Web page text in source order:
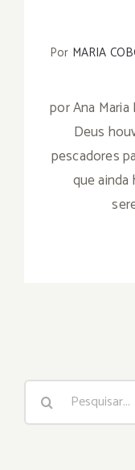
Por MARIA
por Ana
Deus
pescadores
que
Buscar
resultados